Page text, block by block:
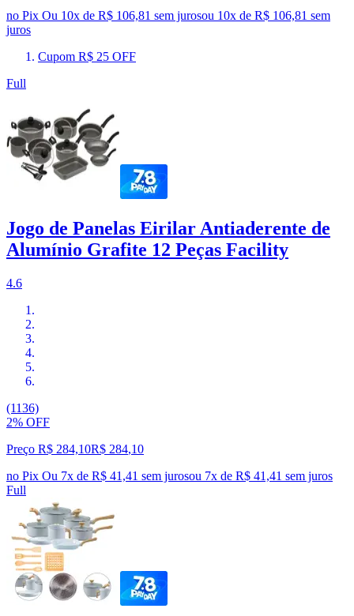
no Pix Ou 10x de R$ 106,81 sem jurosou 10x de R$ 106,81 sem
juros
Cupom R$ 25 OFF
Full
Jogo de Panelas Eirilar Antiaderente de
Alumínio Grafite 12 Peças Facility
4.6
(1136)
2% OFF
Preço R$ 284,10R$ 284,10
no Pix Ou 7x de R$ 41,41 sem jurosou 7x de R$ 41,41 sem juros
Full